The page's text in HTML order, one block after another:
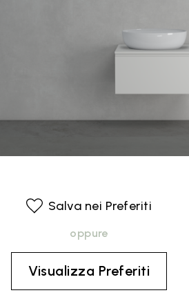
Salva nei Preferiti
oppure
Visualizza Preferiti